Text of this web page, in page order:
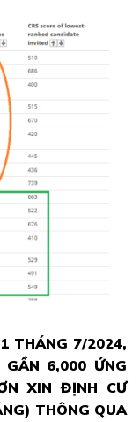
THÁNG 7/2024,
GẦN 6,000 ỨNG
XIN ĐỊNH CƯ
THÔNG QUA